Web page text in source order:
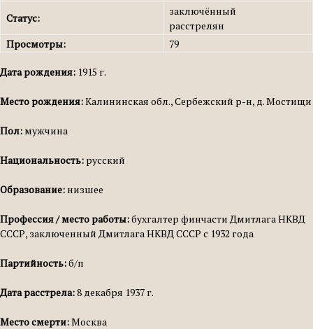
Статус:
заключённый
расстрелян
Просмотры:
79
Дата рождения: 1915 г.
Место рождения:Калининская обл., Сербежский р-н, д. Мостищи
Пол:мужчина
Национальность: русский
Образование: низшее
Профессия / место работы:бухгалтер финчасти Дмитлага НКВД
СССР, заключенный Дмитлага НКВД СССР с 1932 года
Партийность:б/п
Дата расстрела:8 декабря 1937 г.
Место смерти:Москва